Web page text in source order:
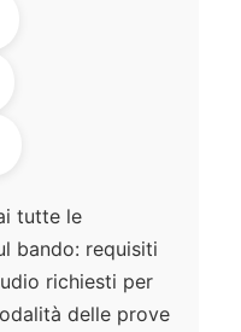
tutte le
bando: requisiti
richiesti per
delle prove